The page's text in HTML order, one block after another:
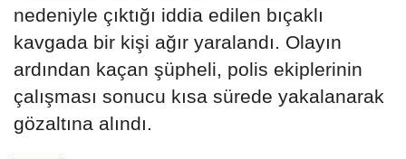
nedeniyle çıktığı iddia edilen bıçaklı
kavgada bir kişi ağır yaralandı. Olayın
ardından kaçan şüpheli, polis ekiplerinin
çalışması sonucu kısa sürede yakalanarak
gözaltına alındı.